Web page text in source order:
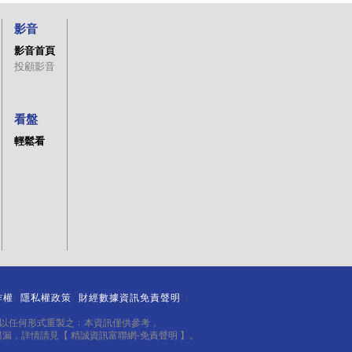
影音
影音首頁
投顧影音
看盤
輕鬆看
權 隱私權政策 財經數據資訊免責聲明
任何形式重製之﹔本資訊僅供參考，
，詳情請見 【 精誠資訊富聯網-免責聲明 】 。